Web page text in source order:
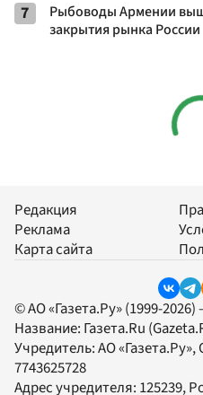
7
Рыбоводы Армении
закрытия рынка России
Редакция
Реклама
Карта сайта
© АО «Газета.Ру» (1999-
Название: Газета.Ru
Учредитель:АО «Газета.Ру»,
7743625728
Адрес учредителя: 125239,